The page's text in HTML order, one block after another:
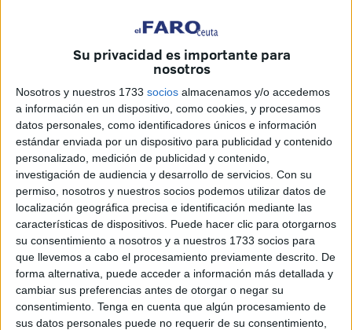
Su privacidad es importante para
nosotros
Nosotros y nuestros 1733 socios almacenamos y/o accedemos
a información en un dispositivo, como cookies, y procesamos
datos personales, como identificadores únicos e información
estándar enviada por un dispositivo para publicidad y contenido
personalizado, medición de publicidad y contenido,
investigación de audiencia y desarrollo de servicios. Con su
permiso, nosotros y nuestros socios podemos utilizar datos de
localización geográfica precisa e identificación mediante las
características de dispositivos. Puede hacer clic para otorgarnos
su consentimiento a nosotros y a nuestros 1733 socios para
que llevemos a cabo el procesamiento previamente descrito. De
forma alternativa, puede acceder a información más detallada y
cambiar sus preferencias antes de otorgar o negar su
consentimiento. Tenga en cuenta que algún procesamiento de
sus datos personales puede no requerir de su consentimiento,
Las novelas más popularesde la historia fueron el tema
central de un evento organizado por laAsociación de
Juegos de MesaEl Solitario en el marco de laFeria del
Librode Ceuta que cerró el fin de semana.
La actividad se llevó a cabo en laBiblioteca Pública del
EstadoAdolfo Suárez, en el horario comprendido entre las
10:00 y las 14:00 horas.
Durante la jornada, quienes forman parte de la asociación
pusieron sobre la mesas distintos juegos, incluyendo ‘El
Resplandor’, basada en la novela de Stephen King, o ‘Los
Pilares de la Tierra’, de Ken Follet, entre muchos otros.